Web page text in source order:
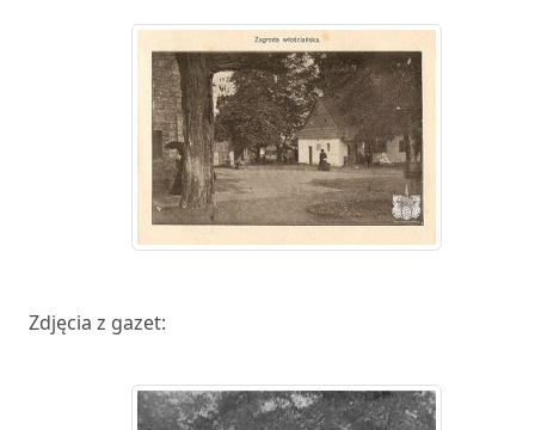
Zdjęcia z gazet: